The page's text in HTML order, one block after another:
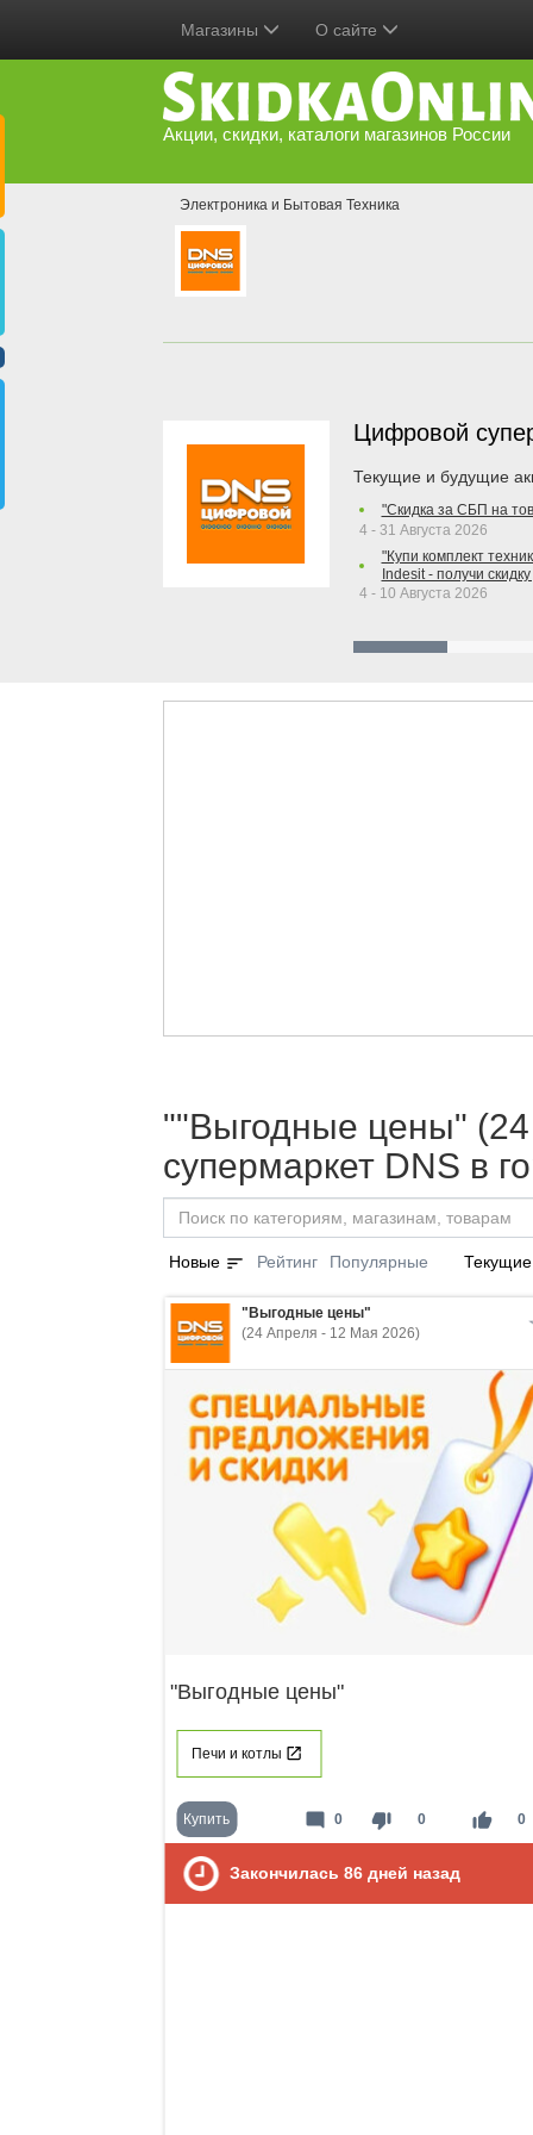
Магазины О сайте
Акции, скидки, каталоги магазинов России
Электроника и Бытовая Техника
Цифровой
Текущие и будущие
"Скидка за СБП на
4 - 31 Августа 2026
"Купи комплект
Indesit - получи
4 - 10 Августа 2026
""Выгодные цены"
супермаркет DNS в
Новые sort Рейтинг Популярные Текущие
"Выгодные цены"
(24 Апреля - 12 Мая 2026)
"Выгодные цены"
Печи и котлы
Купить thumb_down 0 thumb_up 0
mode_comment 0
Закончилась 86 дней назад